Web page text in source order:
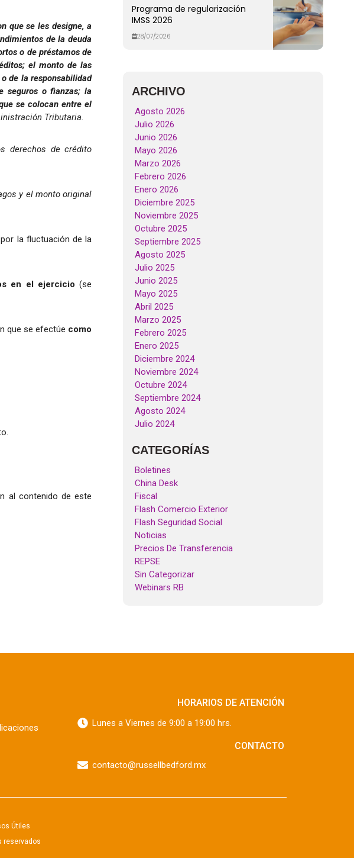
que se les designe, a
de la deuda
o de préstamos de
el monto de las
de la responsabilidad
seguros o fianzas; la
se colocan entre el
Tributaria.
derechos de crédito
y el monto original
la fluctuación de la
en el ejercicio (se
que se efectúe como
al contenido de este
Programa de regularización
IMSS 2026
28/07/2026
ARCHIVO
Agosto 2026
Julio 2026
Junio 2026
Mayo 2026
Marzo 2026
Febrero 2026
Enero 2026
Diciembre 2025
Noviembre 2025
Octubre 2025
Septiembre 2025
Agosto 2025
Julio 2025
Junio 2025
Mayo 2025
Abril 2025
Marzo 2025
Febrero 2025
Enero 2025
Diciembre 2024
Noviembre 2024
Octubre 2024
Septiembre 2024
Agosto 2024
Julio 2024
CATEGORÍAS
Boletines
China Desk
Fiscal
Flash Comercio Exterior
Flash Seguridad Social
Noticias
Precios De Transferencia
REPSE
Sin Categorizar
Webinars RB
HORARIOS DE ATENCIÓN
Lunes a Viernes de 9:00 a 19:00 hrs.
CONTACTO
contacto@russellbedford.mx
Útiles
reservados